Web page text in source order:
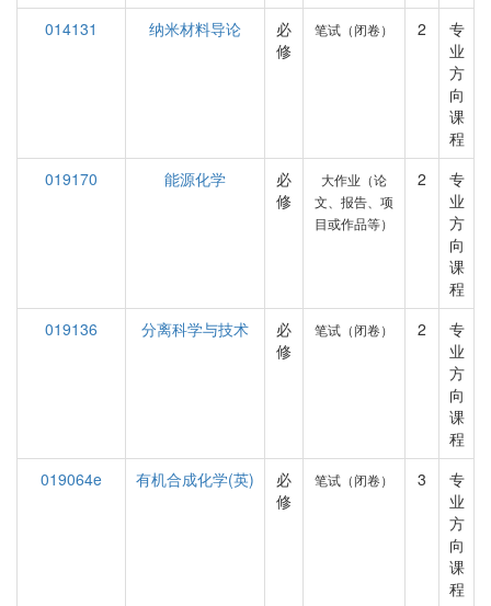
014131
纳米材料导论
必
修
笔试（闭卷） 2
专
业
方
向
课
程
019170
能源化学
必
修
大作业（论
文、报告、项
目或作品等）
2
专
业
方
向
课
程
019136
分离科学与技术
必
修
笔试（闭卷） 2
专
业
方
向
课
程
019064e
有机合成化学(英)
必
修
笔试（闭卷） 3
专
业
方
向
课
程